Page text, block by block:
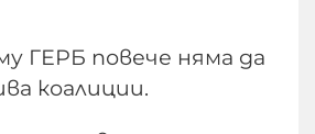
ГЕРБ повече няма да
коалиции.